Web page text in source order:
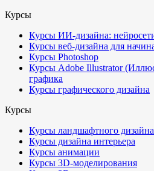
Курсы
Курсы ИИ-дизайна:
Курсы веб-дизайна для
Курсы Photoshop
Курсы Adobe Illustrator
графика
Курсы графического дизайна
Курсы
Курсы ландшафтного дизайна
Курсы дизайна интерьера
Курсы анимации
Курсы 3D-моделирования